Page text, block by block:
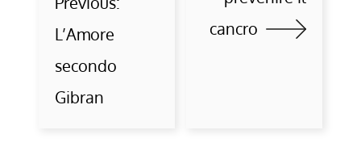
L’Amore
secondo
Gibran
cancro